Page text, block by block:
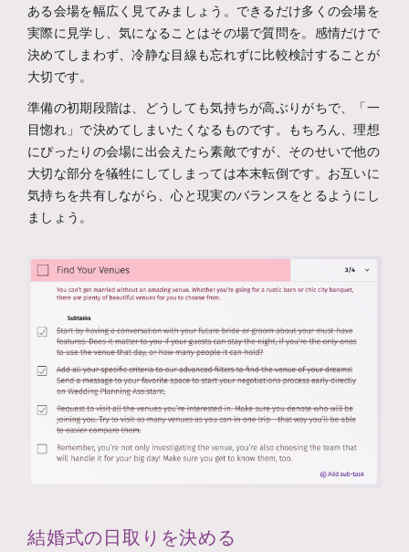
ある会場を幅広く見てみましょう。できるだけ多くの会場を
実際に見学し、気になることはその場で質問を。感情だけで
決めてしまわず、冷静な目線も忘れずに比較検討することが
大切です。
準備の初期段階は、どうしても気持ちが高ぶりがちで、「一
目惚れ」で決めてしまいたくなるものです。もちろん、理想
にぴったりの会場に出会えたら素敵ですが、そのせいで他の
大切な部分を犠牲にしてしまっては本末転倒です。お互いに
気持ちを共有しながら、心と現実のバランスをとるようにし
ましょう。
結婚式の日取りを決める